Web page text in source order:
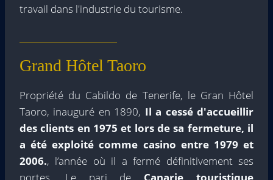
travail dans l'industrie du tourisme.
Grand Hôtel Taoro
Propriété du Cabildo de Tenerife, le Gran Hôtel
Taoro, inauguré en 1890, Il a cessé d'accueillir
des clients en 1975 et lors de sa fermeture, il
a été exploité comme casino entre 1979 et
2006., l’année où il a fermé définitivement ses